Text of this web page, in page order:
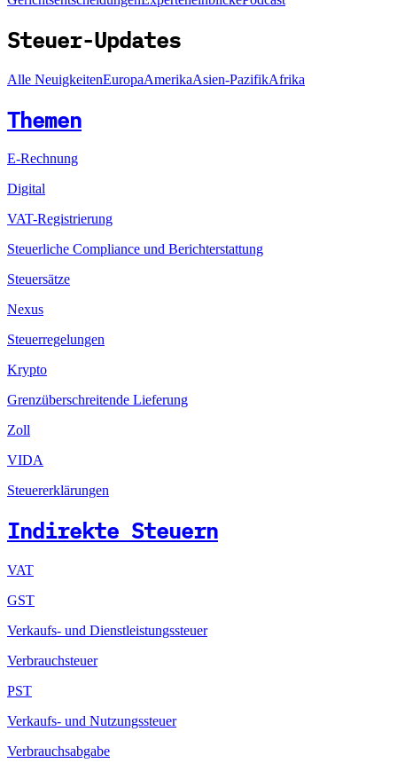
Steuer-Updates
Alle NeuigkeitenEuropaAmerikaAsien-PazifikAfrika
Themen
E-Rechnung
Digital
VAT-Registrierung
Steuerliche Compliance und Berichterstattung
Steuersätze
Nexus
Steuerregelungen
Krypto
Grenzüberschreitende Lieferung
Zoll
VIDA
Steuererklärungen
Indirekte Steuern
VAT
GST
Verkaufs- und Dienstleistungssteuer
Verbrauchsteuer
PST
Verkaufs- und Nutzungssteuer
Verbrauchsabgabe